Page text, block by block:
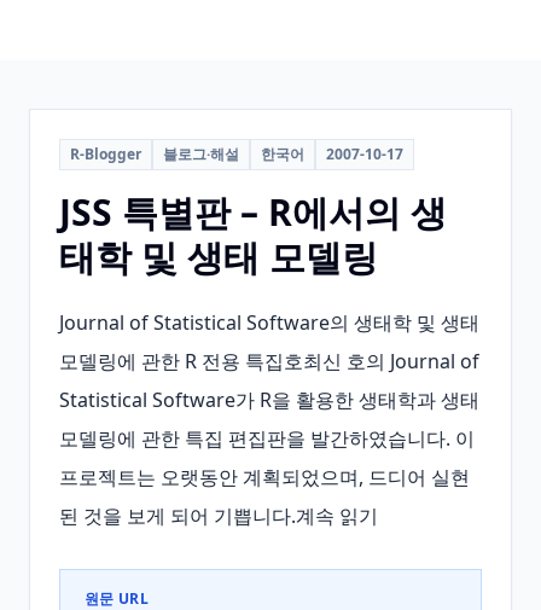
R-Blogger 블로그·해설 한국어 2007-10-17
JSS 특별판 – R에서의 생
태학 및 생태 모델링
Journal of Statistical Software의 생태학 및 생태
모델링에 관한 R 전용 특집호최신 호의 Journal of
Statistical Software가 R을 활용한 생태학과 생태
모델링에 관한 특집 편집판을 발간하였습니다. 이
프로젝트는 오랫동안 계획되었으며, 드디어 실현
된 것을 보게 되어 기쁩니다.계속 읽기
원문 URL